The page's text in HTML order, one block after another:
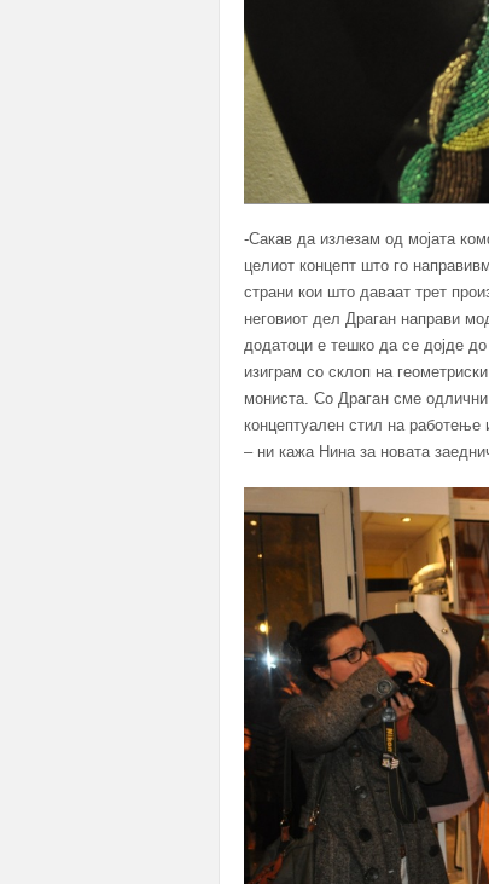
-Сакав да излезам од мојата
целиот концепт што го
страни кои што даваат трет
неговиот дел Драган направи
додатоци е тешко да се дојде
изиграм со склоп на
мониста. Со Драган сме одлични
концептуален стил на
– ни кажа Нина за новата